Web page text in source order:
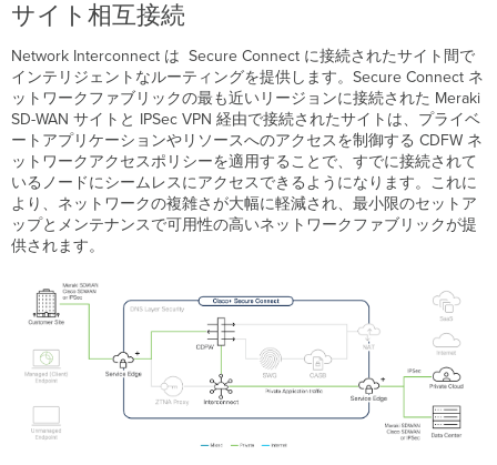
サイト相互接続
Network Interconnect は Secure Connect に接続されたサイト間で
インテリジェントなルーティングを提供します。Secure Connect ネ
ットワークファブリックの最も近いリージョンに接続された Meraki
SD-WAN サイトと IPSec VPN 経由で接続されたサイトは、プライベ
ートアプリケーションやリソースへのアクセスを制御する CDFW ネ
ットワークアクセスポリシーを適用することで、すでに接続されて
いるノードにシームレスにアクセスできるようになります。これに
より、ネットワークの複雑さが大幅に軽減され、最小限のセットア
ップとメンテナンスで可用性の高いネットワークファブリックが提
供されます。